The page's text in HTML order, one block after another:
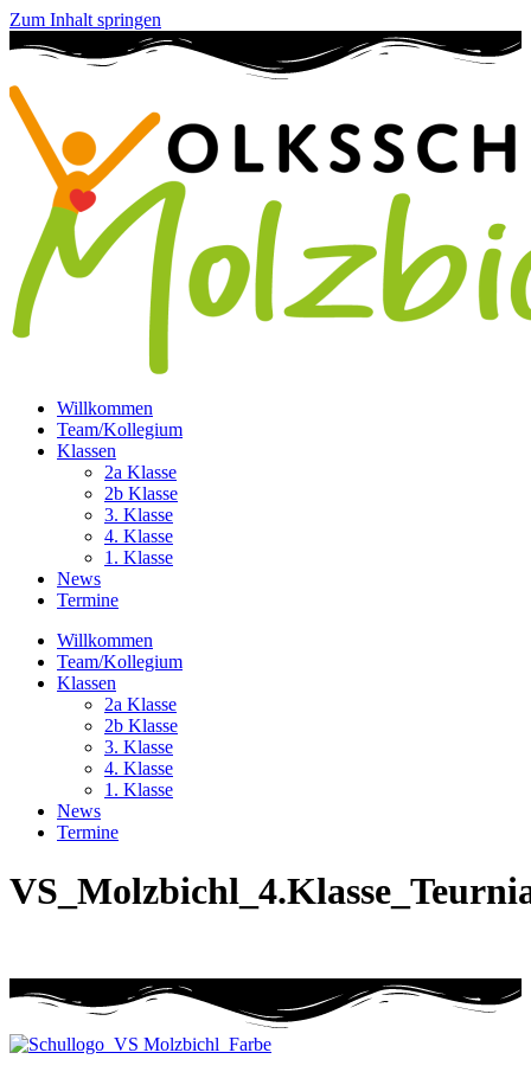
Zum Inhalt springen
Willkommen
Team/Kollegium
Klassen
2a Klasse
2b Klasse
3. Klasse
4. Klasse
1. Klasse
News
Termine
Willkommen
Team/Kollegium
Klassen
2a Klasse
2b Klasse
3. Klasse
4. Klasse
1. Klasse
News
Termine